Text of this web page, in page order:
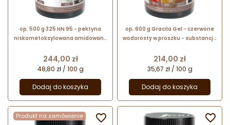
op. 500 g 325 HN 95 - pektyna
niskometoksylowana amidowana
kat. 41482 Sosa Ingredients
Cena
244,00 zł
48,80 zł / 100 g
Dodaj do koszyka
op. 600 g Gracila Gel - czerwone
wodorosty w proszku - substancja
43201 Sosa Ingredients
Cena
214,00 zł
35,67 zł / 100 g
Dodaj do koszyka
Produkt na zamówienie  